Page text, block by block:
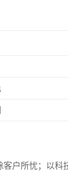
户所忧；以科